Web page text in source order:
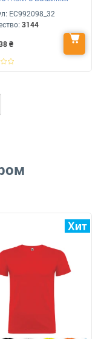
35 мм
ЕС992098_32
3144
₴